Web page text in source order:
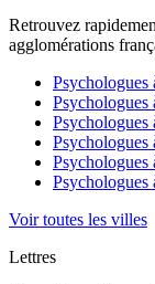
Retrouvez
agglomérations
Psychologues
Psychologues
Psychologues
Psychologues
Psychologues
Psychologues
Voir toutes les villes
Lettres